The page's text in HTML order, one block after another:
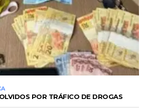
POR TRÁFICO DE DROGAS